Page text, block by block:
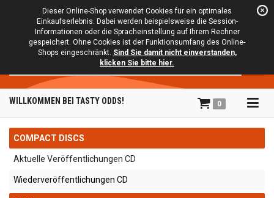
Dieser Online-Shop verwendet Cookies für ein optimales
Einkaufserlebnis. Dabei werden beispielsweise die Session-
Informationen oder die Spracheinstellung auf Ihrem Rechner
gespeichert. Ohne Cookies ist der Funktionsumfang des Online-
Shops eingeschränkt. Sind Sie damit nicht einverstanden,
klicken Sie bitte hier.
WILLKOMMEN BEI TASTY ODDS! 0
COMPACT DISCS
Aktuelle Veröffentlichungen CD
Wiederveröffentlichungen CD